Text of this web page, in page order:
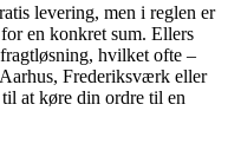
levering, men i reglen er
en konkret sum. Ellers
hvilket ofte –
Frederiksværk eller
at køre din ordre til en